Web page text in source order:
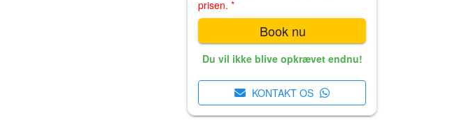
prisen. *
Book nu
Du vil ikke blive opkrævet endnu!
KONTAKT OS